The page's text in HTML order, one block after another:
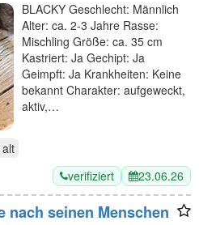
BLACKY Geschlecht: Männlich
Alter: ca. 2-3 Jahre Rasse:
Mischling Größe: ca. 35 cm
Kastriert: Ja Gechipt: Ja
Geimpft: Ja Krankheiten: Keine
bekannt Charakter: aufgeweckt,
aktiv,…
alt
verifiziert 23.06.26
nach seinen Menschen